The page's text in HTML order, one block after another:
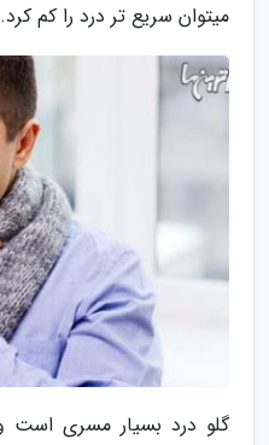
میتوان سریع تر درد را کم کرد.
گلو درد بسیار مسری است